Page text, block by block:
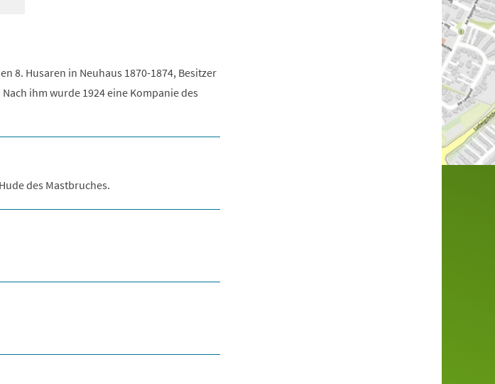
8. Husaren in Neuhaus 1870-1874, Besitzer
ihm wurde 1924 eine Kompanie des
des Mastbruches.